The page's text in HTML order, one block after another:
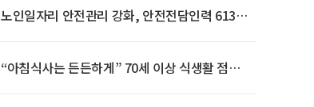
노인일자리 안전관리 강화, 안전전담인력 613명
“아침식사는 든든하게” 70세 이상 식생활 점수